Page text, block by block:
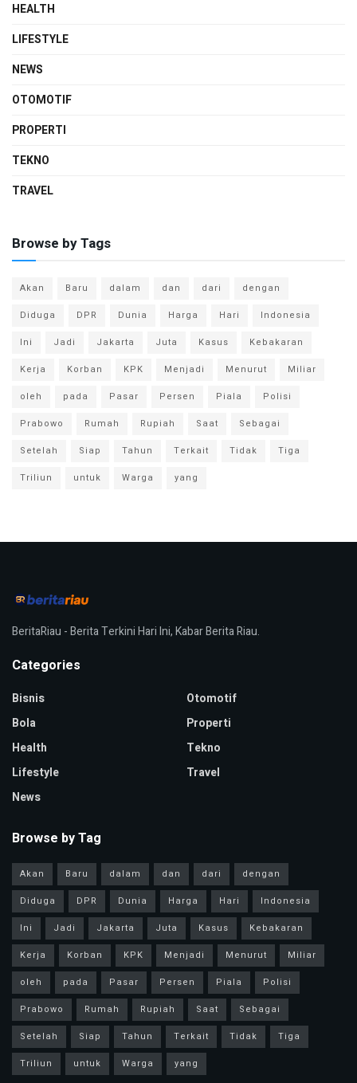
HEALTH
LIFESTYLE
NEWS
OTOMOTIF
PROPERTI
TEKNO
TRAVEL
Browse by Tags
Akan Baru dalam dan dari
dengan
Diduga
DPR Dunia Harga Hari
Indonesia
Ini
Jadi Jakarta Juta Kasus
Kebakaran
Kerja
Korban KPK Menjadi Menurut
Miliar
oleh
pada Pasar Persen Piala
Polisi
Prabowo
Rumah Rupiah Saat
Sebagai
Setelah
Siap Tahun Terkait Tidak
Tiga
Triliun
untuk Warga yang
BeritaRiau - Berita Terkini Hari Ini, Kabar Berita Riau.
Categories
Bisnis
Bola
Health
Lifestyle
News
Otomotif
Properti
Tekno
Travel
Browse by Tag
Akan Baru dalam dan dari
dengan
Diduga
DPR Dunia Harga Hari
Indonesia
Ini
Jadi Jakarta Juta Kasus
Kebakaran
Kerja
Korban KPK Menjadi Menurut
Miliar
oleh
pada Pasar Persen Piala
Polisi
Prabowo
Rumah Rupiah Saat
Sebagai
Setelah
Siap Tahun Terkait Tidak
Tiga
Triliun
untuk Warga yang